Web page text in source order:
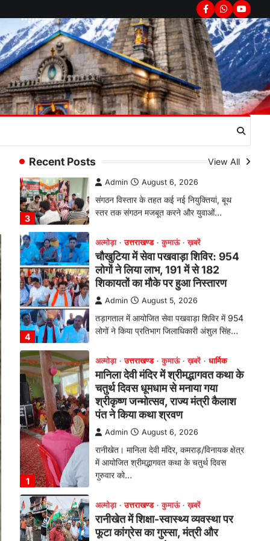
Facebook
Whatsapp
Recent Posts View All
2
Admin August 6, 2026
भतरोजखान में कांग्रेस का प्रदर्शन, स्वास्थ्य मंत्री
व शिक्षा मंत्री का फूंका पुतला 'विद्यालयों में…
3
अल्मोड़ा उत्तराखण्ड कुमाऊं ख़बरें
रानीखेत में युवा कांग्रेस की जिला बैठक,
8 अगस्त को खड़गे की हल्द्वानी रैली को
संगठन विस्तार के तहत कई नई नियुक्तियां, बूथ
4
अल्मोड़ा उत्तराखण्ड कुमाऊं ख़बरें
चौखुटिया में सेवा पखवाड़ा शिविर: 954
शिकायतों का मौके पर हुआ निस्तारण
Admin August 5, 2026
तड़ागताल में आयोजित सेवा पखवाड़ा शिविर में 954
लोगों ने किया प्रतिभाग जिलाधिकारी अंशुल सिंह…
1
अल्मोड़ा उत्तराखण्ड कुमाऊं ख़बरें धार्मिक
मानिला देवी मंदिर में श्रीमद्भागवत कथा के
श्रीकृष्ण जन्मोत्सव, राज्य मंत्री कैलाश
पंत ने किया कथा श्रवण
Admin August 6, 2026
रानीखेत। मानिला देवी मंदिर, कमराड़/विनायक क्षेत्र
में आयोजित श्रीमद्भागवत कथा के चतुर्थ दिवस
गुरुवार को…
अल्मोड़ा उत्तराखण्ड कुमाऊं ख़बरें
रानीखेत में शिक्षा-स्वास्थ्य व्यवस्था पर
सरकार का पुतला फूंका
Admin August 6, 2026